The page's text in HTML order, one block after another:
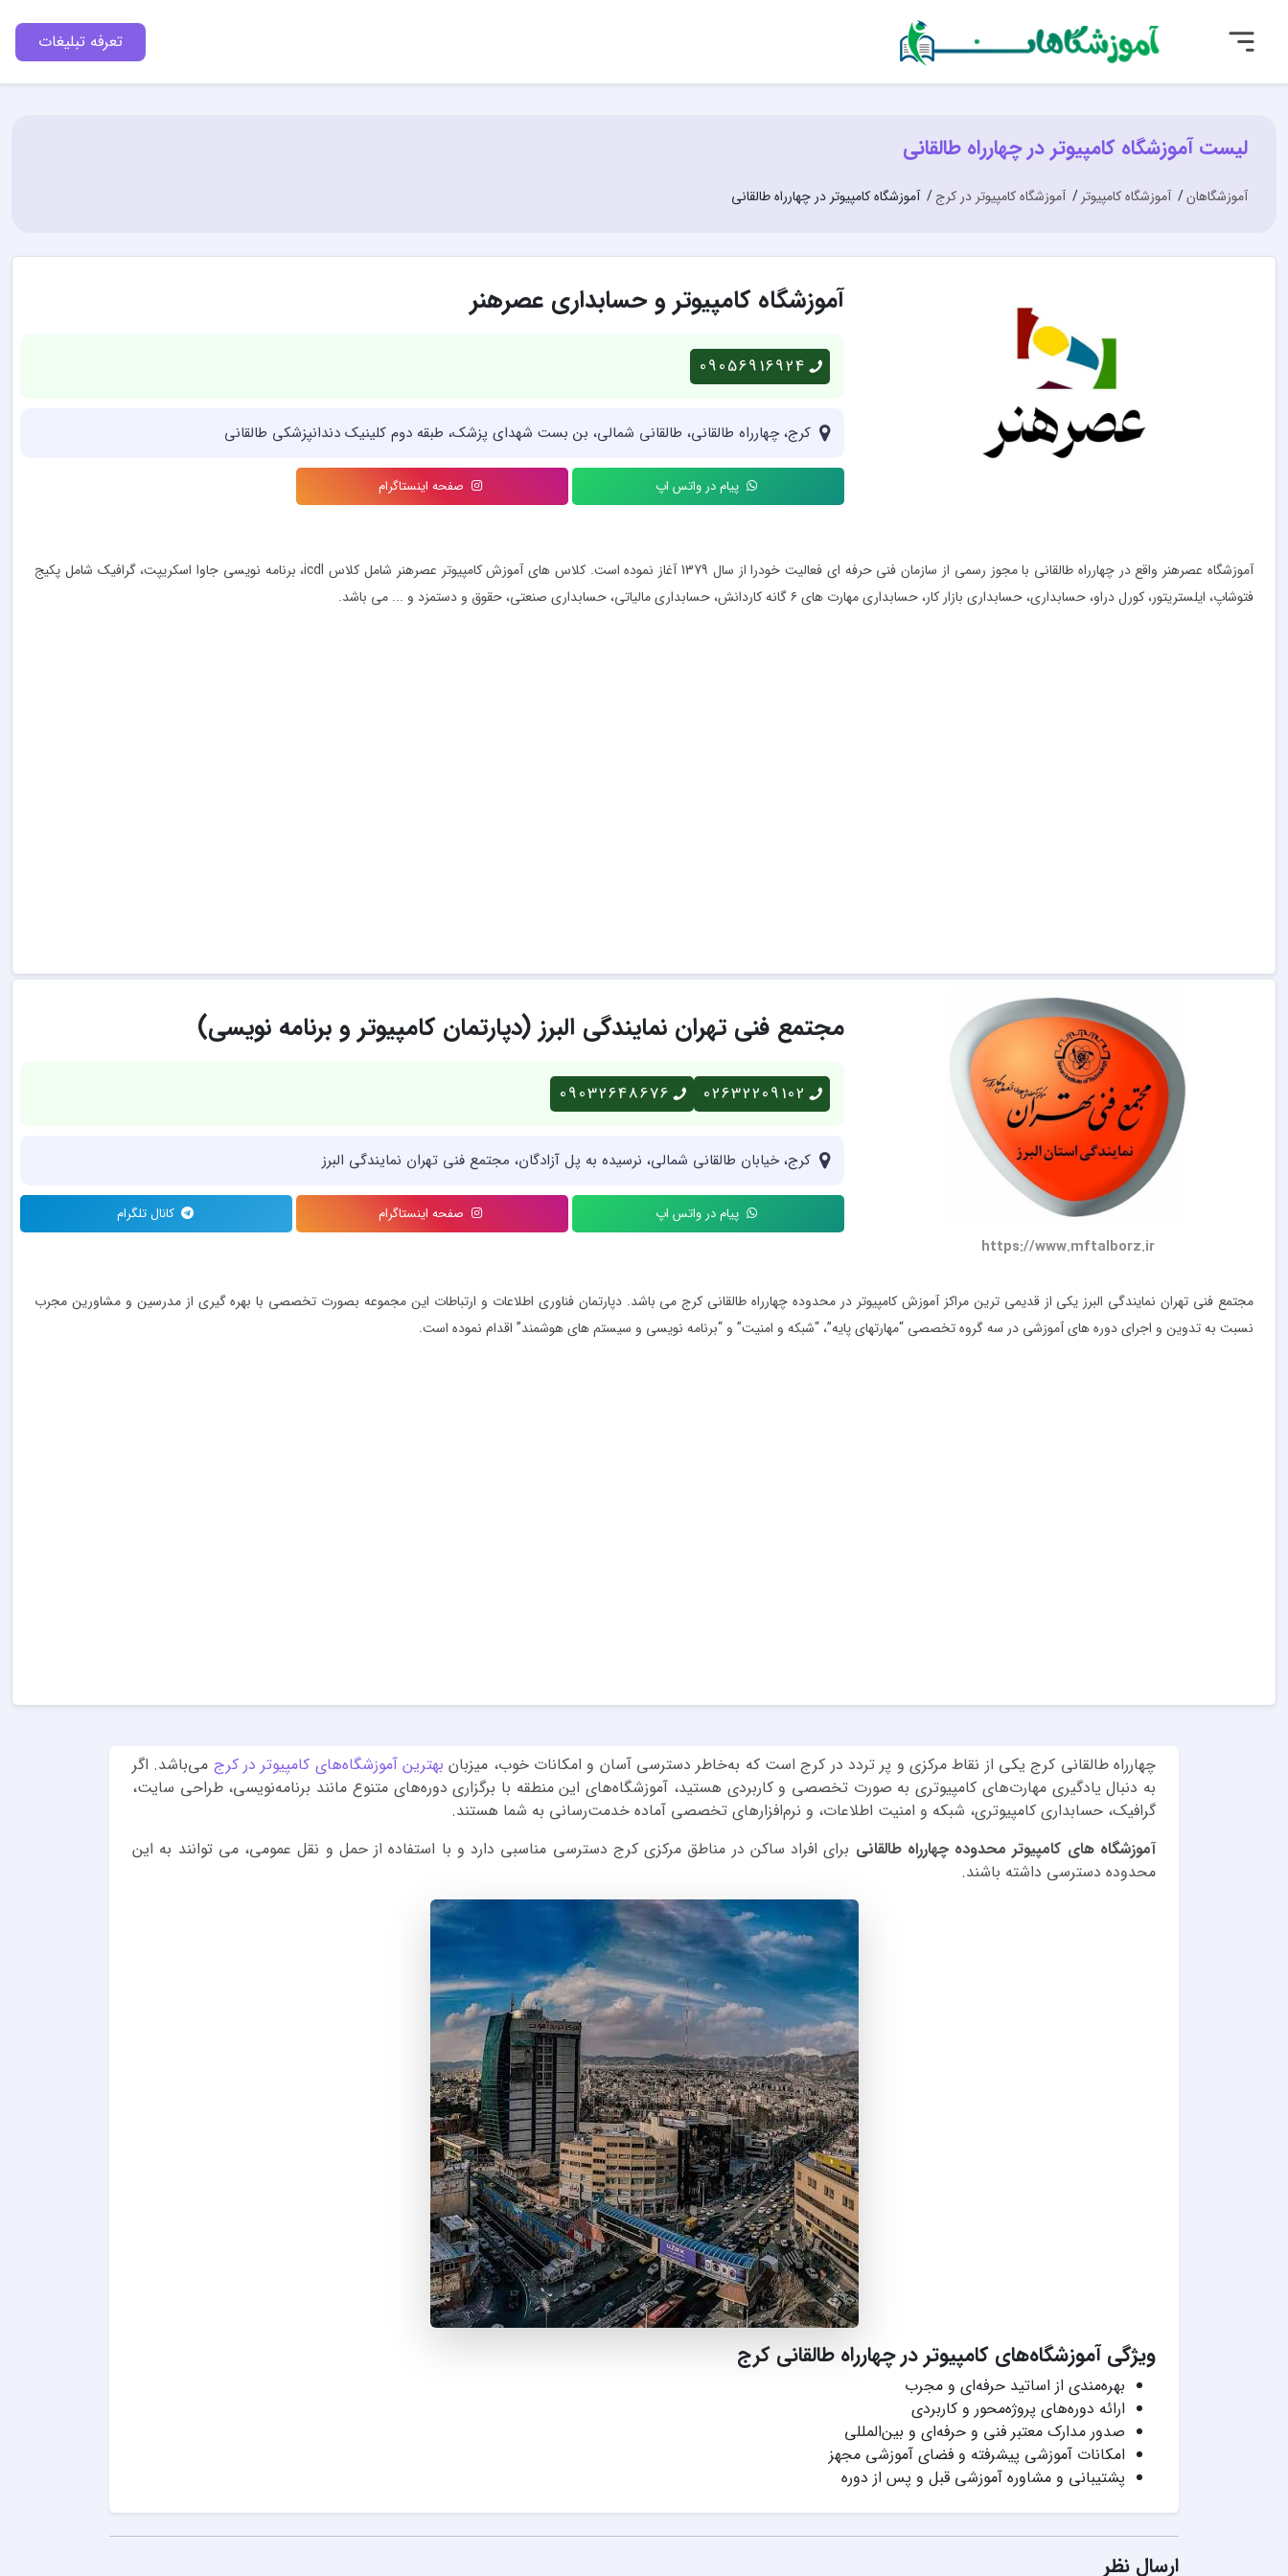
تعرفه تبلیغات
لیست آموزشگاه کامپیوتر در چهارراه طالقانی
آموزشگاهان آموزشگاه کامپیوتر آموزشگاه کامپیوتر در کرج آموزشگاه کامپیوتر در چهارراه طالقانی
آموزشگاه کامپیوتر و حسابداری عصرهنر
09056916924
کرج، چهارراه طالقانی، طالقانی شمالی، بن بست شهدای پزشک، طبقه دوم کلینیک دندانپزشکی طالقانی
پیام در واتس اپ صفحه اینستاگرام
آموزشگاه عصرهنر واقع در چهارراه طالقانی با مجوز رسمی از سازمان فنی حرفه ای فعالیت خودرا از سال 1379 آغاز نموده است. کلاس های آموزش کامپیوتر عصرهنر شامل کلاس icdl، برنامه نویسی جاوا اسکریپت، گرافیک شامل پکیج
فتوشاپ، ایلستریتور، کورل دراو، حسابداری، حسابداری بازار کار، حسابداری مهارت های ۶ گانه کاردانش، حسابداری مالیاتی، حسابداری صنعتی، حقوق و دستمزد و ... می باشد.
https://www.mftalborz.ir
مجتمع فنی تهران نمایندگی البرز (دپارتمان کامپیوتر و برنامه نویسی)
02632209102
09032648676
کرج، خیابان طالقانی شمالی، نرسیده به پل آزادگان، مجتمع فنی تهران نمایندگی البرز
پیام در واتس اپ صفحه اینستاگرام کانال تلگرام
مجتمع فنی تهران نمایندگی البرز یکی از قدیمی ترین مراکز آموزش کامپیوتر در محدوده چهارراه طالقانی کرج می باشد. دپارتمان فناوری اطلاعات و ارتباطات این مجموعه بصورت تخصصی با بهره گیری از مدرسین و مشاورین مجرب
نسبت به تدوین و اجرای دوره های آموزشی در سه گروه تخصصی “مهارتهای پایه”، “شبکه و امنیت” و “برنامه نویسی و سیستم های هوشمند” اقدام نموده است.
چهارراه طالقانی کرج یکی از نقاط مرکزی و پر تردد در کرج است که به‌خاطر دسترسی آسان و امکانات خوب، میزبان بهترین آموزشگاه‌های کامپیوتر در کرج می‌باشد. اگر
به دنبال یادگیری مهارت‌های کامپیوتری به صورت تخصصی و کاربردی هستید، آموزشگاه‌های این منطقه با برگزاری دوره‌های متنوع مانند برنامه‌نویسی، طراحی سایت،
گرافیک، حسابداری کامپیوتری، شبکه و امنیت اطلاعات، و نرم‌افزارهای تخصصی آماده خدمت‌رسانی به شما هستند.
آموزشگاه های کامپیوتر محدوده چهارراه طالقانی برای افراد ساکن در مناطق مرکزی کرج دسترسی مناسبی دارد و با استفاده از حمل و نقل عمومی، می توانند به این
محدوده دسترسی داشته باشند.
ویژگی آموزشگاه‌های کامپیوتر در چهارراه طالقانی کرج
بهره‌مندی از اساتید حرفه‌ای و مجرب
ارائه دوره‌های پروژه‌محور و کاربردی
صدور مدارک معتبر فنی و حرفه‌ای و بین‌المللی
امکانات آموزشی پیشرفته و فضای آموزشی مجهز
پشتیبانی و مشاوره آموزشی قبل و پس از دوره
ارسال نظر